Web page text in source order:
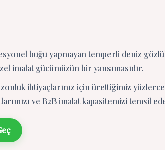
buğu yapmayan temperli deniz
imalat gücümüzün bir yansımasıdır.
ihtiyaçlarınız için ürettiğimiz
ve B2B imalat kapasitemizi temsil